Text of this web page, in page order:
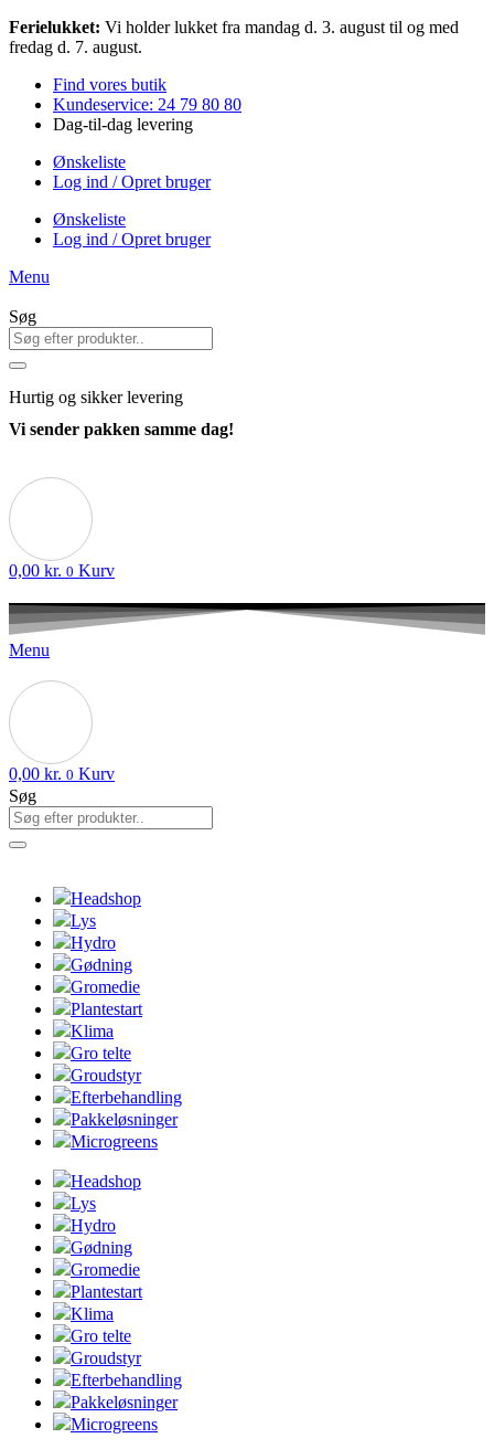
Videre
til
Ferielukket: Vi holder lukket fra mandag d. 3. august til og med
fredag d. 7. august.
Find vores butik
Kundeservice: 24 79 80 80
Dag-til-dag levering
Ønskeliste
Log ind / Opret bruger
Ønskeliste
Log ind / Opret bruger
Menu
Søg
Hurtig og sikker levering
Vi sender pakken samme dag!
0,00 kr. 0 Kurv
Menu
0,00 kr. 0 Kurv
Søg
Headshop
Lys
Hydro
Gødning
Gromedie
Plantestart
Klima
Gro telte
Groudstyr
Efterbehandling
Pakkeløsninger
Microgreens
Headshop
Lys
Hydro
Gødning
Gromedie
Plantestart
Klima
Gro telte
Groudstyr
Efterbehandling
Pakkeløsninger
Microgreens